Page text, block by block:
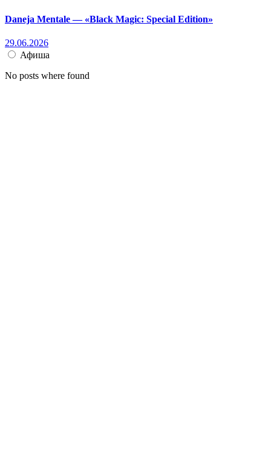
Daneja Mentale — «Black Magic: Special Edition»
29.06.2026
Афиша
No posts where found